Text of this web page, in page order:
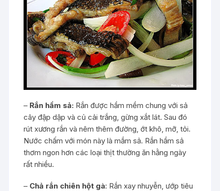
– Rắn hầm sả: Rắn được hầm mềm chung với sả
cây đập dập và củ cải trắng, gừng xắt lát. Sau đó
rút xương rắn và nêm thêm đường, ớt khô, mỡ, tỏi.
Nước chấm với món này là mắm sả. Rắn hầm sả
thơm ngon hơn các loại thịt thường ăn hằng ngày
rất nhiều.
– Chả rắn chiên hột gà: Rắn xay nhuyễn, ướp tiêu